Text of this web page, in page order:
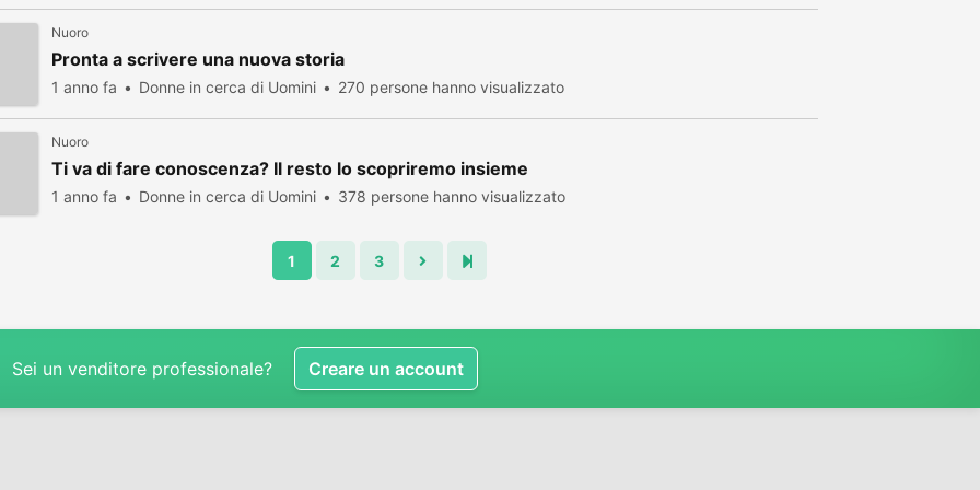
Nuoro
Pronta a scrivere una nuova storia
1 anno fa Donne in cerca di Uomini 270 persone hanno visualizzato
Nuoro
Ti va di fare conoscenza? Il resto lo scopriremo insieme
1 anno fa Donne in cerca di Uomini 378 persone hanno visualizzato
1 2 3
Sei un venditore professionale? Creare un account